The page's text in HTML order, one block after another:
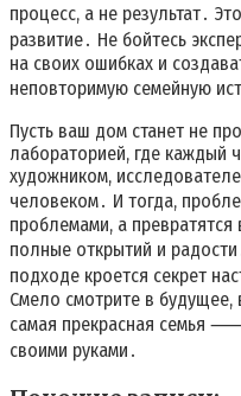
процесс, а не результат․
развитие․ Не бойтесь
на своих ошибках и
неповторимую семейную
Пусть ваш дом станет не
лабораторией, где каждый
художником,
человеком․ И тогда,
проблемами, а
полные открытий и
подходе кроется секрет
Смело смотрите в будущее,
самая прекрасная семья
своими руками․